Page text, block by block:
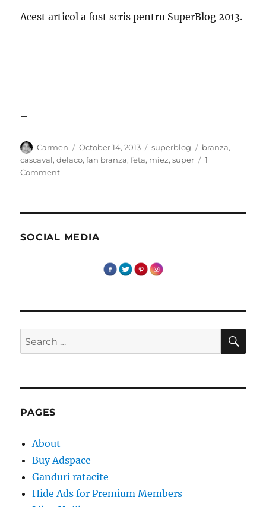
Acest articol a fost scris pentru SuperBlog 2013.
–
Author
Carmen
Posted
on
October 14, 2013 Categories
superblog Tags
branza,
cascaval,delaco,fan branza,feta, miez,super
1
Commenton
SOCIAL MEDIA
Search
for:
PAGES
About
Buy Adspace
Ganduri ratacite
Hide Ads for Premium Members